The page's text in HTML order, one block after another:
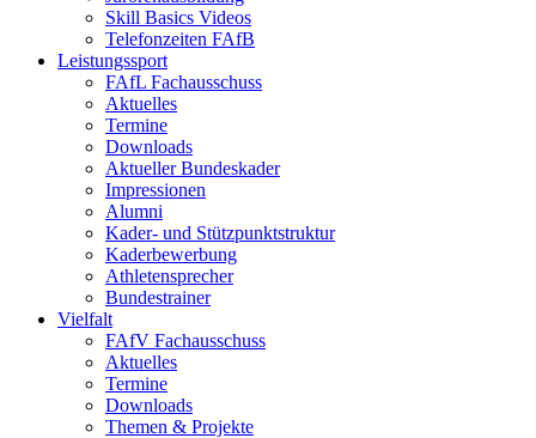
Skill Basics Videos
Telefonzeiten FAfB
Leistungssport
FAfL Fachausschuss
Aktuelles
Termine
Downloads
Aktueller Bundeskader
Impressionen
Alumni
Kader- und Stützpunktstruktur
Kaderbewerbung
Athletensprecher
Bundestrainer
Vielfalt
FAfV Fachausschuss
Aktuelles
Termine
Downloads
Themen & Projekte